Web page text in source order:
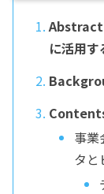
Abstract
に活用
事業
タと